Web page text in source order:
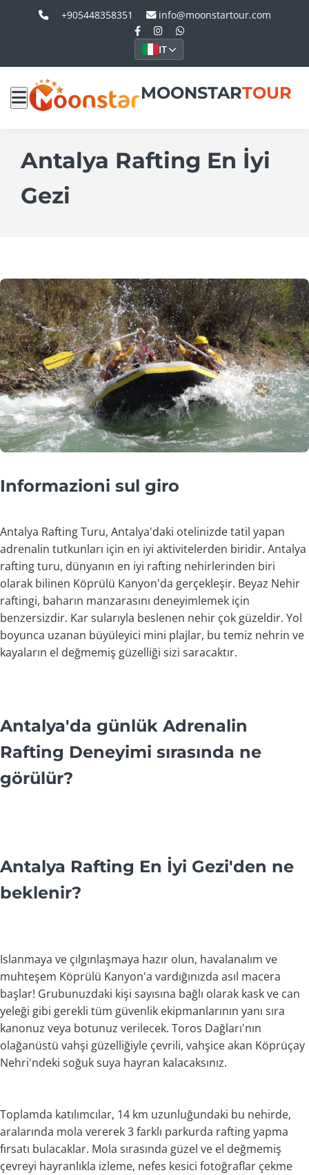
+905448358351 info@moonstartour.com
IT
MOONSTARTOUR
Antalya Rafting En İyi
Gezi
Informazioni sul giro
Antalya Rafting Turu, Antalya'daki otelinizde tatil yapan
adrenalin tutkunları için en iyi aktivitelerden biridir. Antalya
rafting turu, dünyanın en iyi rafting nehirlerinden biri
olarak bilinen Köprülü Kanyon'da gerçekleşir. Beyaz Nehir
raftingi, baharın manzarasını deneyimlemek için
benzersizdir. Kar sularıyla beslenen nehir çok güzeldir. Yol
boyunca uzanan büyüleyici mini plajlar, bu temiz nehrin ve
kayaların el değmemiş güzelliği sizi saracaktır.
Antalya'da günlük Adrenalin
Rafting Deneyimi sırasında ne
görülür?
Antalya Rafting En İyi Gezi'den ne
beklenir?
Islanmaya ve çılgınlaşmaya hazır olun, havalanalım ve
muhteşem Köprülü Kanyon'a vardığınızda asıl macera
başlar! Grubunuzdaki kişi sayısına bağlı olarak kask ve can
yeleği gibi gerekli tüm güvenlik ekipmanlarının yanı sıra
kanonuz veya botunuz verilecek. Toros Dağları'nın
olağanüstü vahşi güzelliğiyle çevrili, vahşice akan Köprüçay
Nehri'ndeki soğuk suya hayran kalacaksınız.
Toplamda katılımcılar, 14 km uzunluğundaki bu nehirde,
aralarında mola vererek 3 farklı parkurda rafting yapma
fırsatı bulacaklar. Mola sırasında güzel ve el değmemiş
çevreyi hayranlıkla izleme, nefes kesici fotoğraflar çekme